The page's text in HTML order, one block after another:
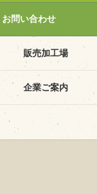
販売加工場
企業ご案内
お問い合わせ